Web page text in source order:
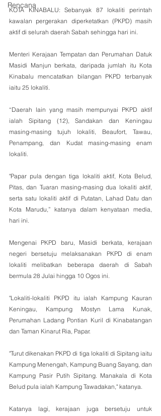
Rencana
KOTA KINABALU: Sebanyak 87 lokaliti perintah
kawalan pergerakan diperketatkan (PKPD) masih
aktif di selurah daerah Sabah sehingga hari ini.
Menteri Kerajaan Tempatan dan Perumahan Datuk
Masidi Manjun berkata, daripada jumlah itu Kota
Kinabalu mencatatkan bilangan PKPD terbanyak
iaitu 25 lokaliti.
“Daerah lain yang masih mempunyai PKPD aktif
ialah Sipitang (12), Sandakan dan Keningau
masing-masing tujuh lokaliti, Beaufort, Tawau,
Penampang, dan Kudat masing-masing enam
lokaliti.
"Papar pula dengan tiga lokaliti aktif, Kota Belud,
Pitas, dan Tuaran masing-masing dua lokaliti aktif,
serta satu lokaliti aktif di Putatan, Lahad Datu dan
Kota Marudu,” katanya dalam kenyataan media,
hari ini.
Mengenai PKPD baru, Masidi berkata, kerajaan
negeri bersetuju melaksanakan PKPD di enam
lokaliti melibatkan beberapa daerah di Sabah
bermula 28 Julai hingga 10 Ogos ini.
"Lokaliti-lokaliti PKPD itu ialah Kampung Kauran
Keningau, Kampung Mostyn Lama Kunak,
Perumahan Ladang Pontian Kuril di Kinabatangan
dan Taman Kinarut Ria, Papar.
"Turut dikenakan PKPD di tiga lokaliti di Sipitang iaitu
Kampung Menengah, Kampung Buang Sayang, dan
Kampung Pasir Putih Sipitang. Manakala di Kota
Belud pula ialah Kampung Tawadakan," katanya.
Katanya lagi, kerajaan juga bersetuju untuk